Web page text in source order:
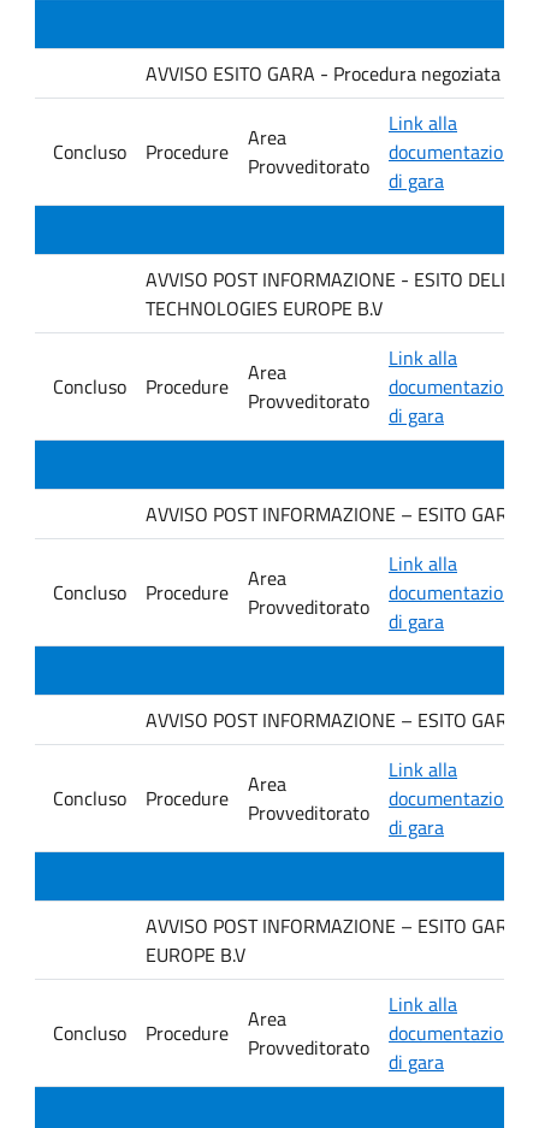
AVVISO ESITO GARA - Procedura negoziata
Concluso Procedure
Area
Provveditorato
Link alla
documentazione
di gara
AVVISO POST INFORMAZIONE - ESITO DELLA
TECHNOLOGIES EUROPE B.V
Concluso Procedure
Area
Provveditorato
Link alla
documentazione
di gara
AVVISO POST INFORMAZIONE – ESITO GARA
Concluso Procedure
Area
Provveditorato
Link alla
documentazione
di gara
AVVISO POST INFORMAZIONE – ESITO GARA
Concluso Procedure
Area
Provveditorato
Link alla
documentazione
di gara
AVVISO POST INFORMAZIONE – ESITO GARA
EUROPE B.V
Concluso Procedure
Area
Provveditorato
Link alla
documentazione
di gara